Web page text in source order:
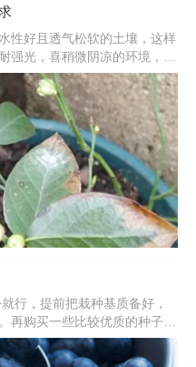
性好且透气松软的土壤，这样
强光，喜稍微阴凉的环境，因
也不能太高，夏季多通风。管
此外，生长期间还要补充肥
能过量，避免肥害。
行，提前把栽种基质备好，
再购买一些比较优质的种子，
把它放在盆土里，覆上土壤之
就可以了。